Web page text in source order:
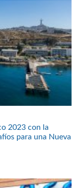
2023 con la
para una Nueva